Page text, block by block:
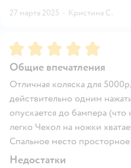
27 марта 2025 · Кристина С.
Рейтинг:5
Общие впечатления
Отличная коляска для
действительно одним
опускается до бампера (что
легко Чехол на ножки
Спальное место просторное
Недостатки